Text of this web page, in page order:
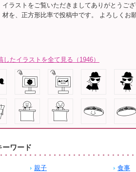
イラストをご覧いただきましてありがとうご
材を、正方形比率で投稿中です。 よろしくお
たイラストを全て見る（1946）
ーワード
親子 食事